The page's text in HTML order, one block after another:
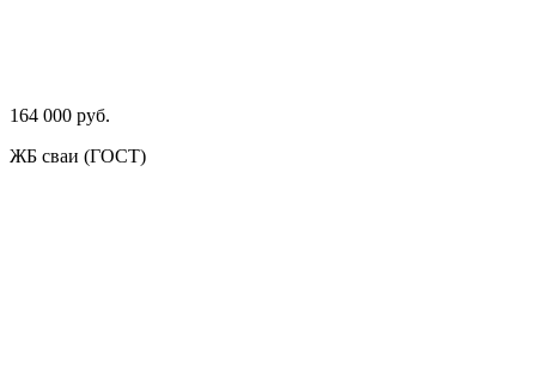
164 000 руб.
ЖБ сваи (ГОСТ)